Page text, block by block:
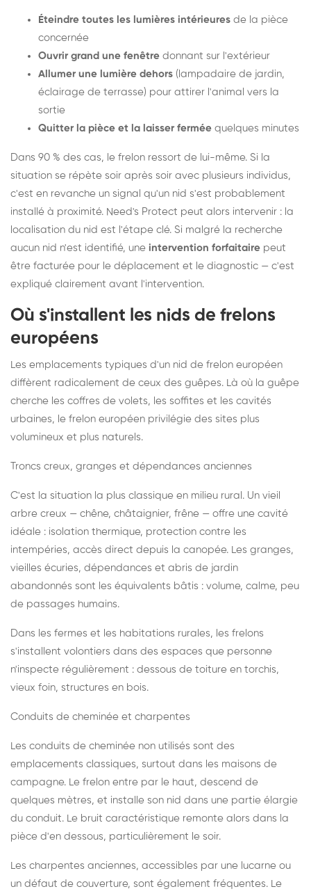
Éteindre toutes les lumières intérieures de la pièce
concernée
Ouvrir grand une fenêtre donnant sur l'extérieur
Allumer une lumière dehors (lampadaire de jardin,
éclairage de terrasse) pour attirer l'animal vers la
sortie
Quitter la pièce et la laisser fermée quelques minutes
Dans 90 % des cas, le frelon ressort de lui-même. Si la
situation se répète soir après soir avec plusieurs individus,
c'est en revanche un signal qu'un nid s'est probablement
installé à proximité. Need's Protect peut alors intervenir : la
localisation du nid est l'étape clé. Si malgré la recherche
aucun nid n'est identifié, une intervention forfaitaire peut
être facturée pour le déplacement et le diagnostic — c'est
expliqué clairement avant l'intervention.
Où s'installent les nids de frelons
européens
Les emplacements typiques d'un nid de frelon européen
diffèrent radicalement de ceux des guêpes. Là où la guêpe
cherche les coffres de volets, les soffites et les cavités
urbaines, le frelon européen privilégie des sites plus
volumineux et plus naturels.
Troncs creux, granges et dépendances anciennes
C'est la situation la plus classique en milieu rural. Un vieil
arbre creux — chêne, châtaignier, frêne — offre une cavité
idéale : isolation thermique, protection contre les
intempéries, accès direct depuis la canopée. Les granges,
vieilles écuries, dépendances et abris de jardin
abandonnés sont les équivalents bâtis : volume, calme, peu
de passages humains.
Dans les fermes et les habitations rurales, les frelons
s'installent volontiers dans des espaces que personne
n'inspecte régulièrement : dessous de toiture en torchis,
vieux foin, structures en bois.
Conduits de cheminée et charpentes
Les conduits de cheminée non utilisés sont des
emplacements classiques, surtout dans les maisons de
campagne. Le frelon entre par le haut, descend de
quelques mètres, et installe son nid dans une partie élargie
du conduit. Le bruit caractéristique remonte alors dans la
pièce d'en dessous, particulièrement le soir.
Les charpentes anciennes, accessibles par une lucarne ou
un défaut de couverture, sont également fréquentes. Le